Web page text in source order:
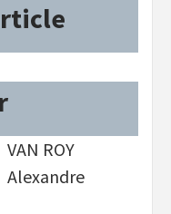
VAN ROY
Alexandre